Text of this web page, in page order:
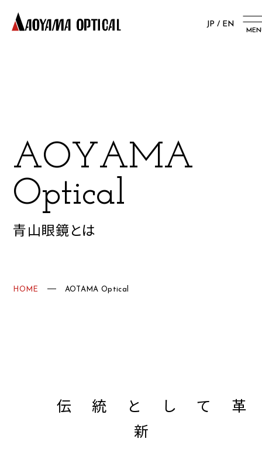
JP / EN
AOYAMA
Optical
青山眼鏡とは
HOME AOTAMA Optical
伝統として
新